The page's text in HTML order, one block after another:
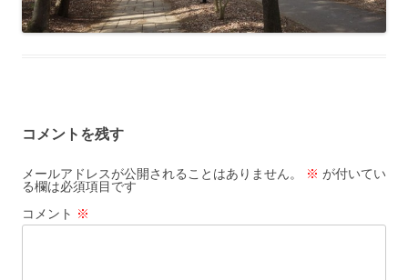
コメントを残す
メールアドレスが公開されることはありません。 ※ が付いてい
る欄は必須項目です
コメント ※